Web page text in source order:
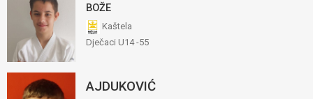
BOŽE
Kaštela
Dječaci U14 -55
AJDUKOVIĆ